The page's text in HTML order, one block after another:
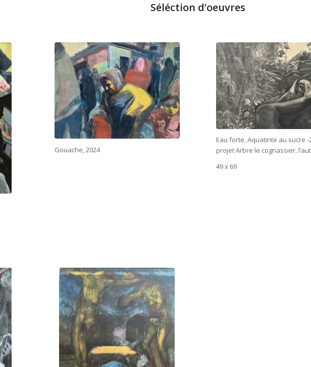
Séléction d’oeuvres
Gouache, 2024
Eau forte, Aquatinte au sucre -
projet Arbre le cognassier,
49 x 69